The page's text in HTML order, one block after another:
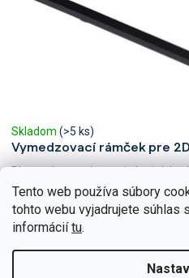
Tento web používa súbory
tohto webu vyjadrujete súhlas
informáciítu.
Vymedzovací rámček pre
Skladom (>5 ks)
€7,38
Plastový vymedzovací rámček je
ktorí sa rozhodli vylepšiť svoje
vhodný pre každého, kto kladie